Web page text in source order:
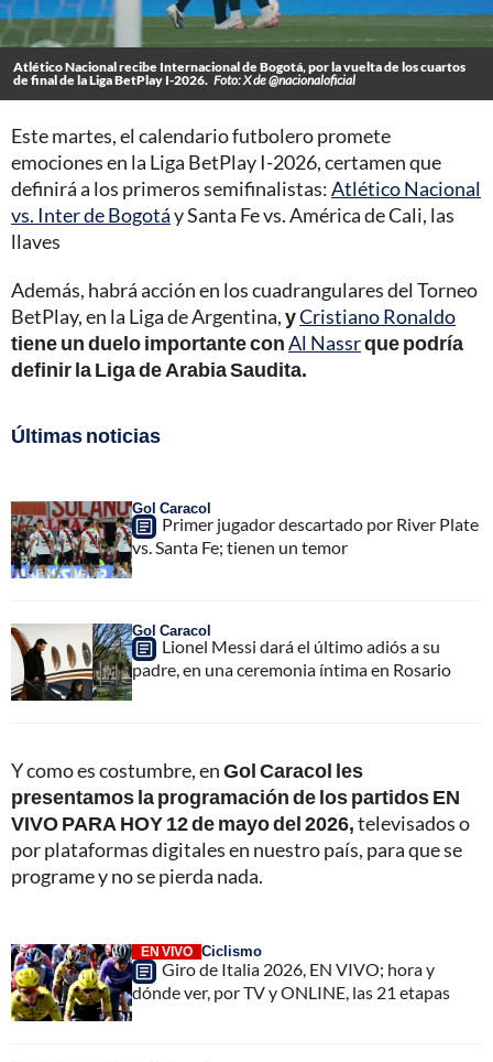
Atlético Nacional recibe Internacional de Bogotá, por la vuelta de los cuartos
de final de la Liga BetPlay I-2026. Foto: X de @nacionaloficial
Este martes, el calendario futbolero promete
emociones en la Liga BetPlay I-2026, certamen que
definirá a los primeros semifinalistas:Atlético Nacional
vs. Inter de Bogotáy Santa Fe vs. América de Cali, las
llaves
Además, habrá acción en los cuadrangulares del Torneo
BetPlay, en la Liga de Argentina,yCristiano Ronaldo
tiene un duelo importante conAl Nassrque podría
definir la Liga de Arabia Saudita.
Últimas noticias
Gol Caracol
Primer jugador descartado por River Plate
vs. Santa Fe; tienen un temor
Gol Caracol
Lionel Messi dará el último adiós a su
padre, en una ceremonia íntima en Rosario
Y como es costumbre, enGol Caracol les
presentamos la programación de los partidos EN
VIVO PARA HOY 12 de mayo del 2026,televisados o
por plataformas digitales en nuestro país, para que se
programe y no se pierda nada.
EN VIVO Ciclismo
Giro de Italia 2026, EN VIVO; hora y
dónde ver, por TV y ONLINE, las 21 etapas